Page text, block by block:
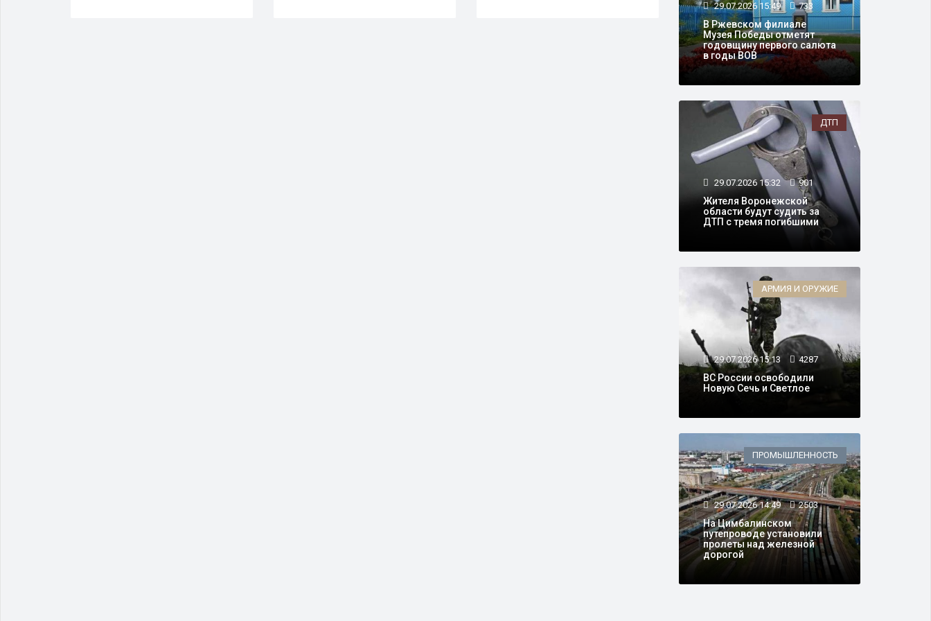
29.07.2026 15:49 733
В Ржевском филиале
Музея Победы отметят
годовщину первого салюта
в годы ВОВ
ДТП
29.07.2026 15:32 901
Жителя Воронежской
области будут судить за
ДТП с тремя погибшими
АРМИЯ И ОРУЖИЕ
29.07.2026 15:13 4287
ВС России освободили
Новую Сечь и Светлое
ПРОМЫШЛЕННОСТЬ
29.07.2026 14:49 2503
На Цимбалинском
путепроводе установили
пролеты над железной
дорогой